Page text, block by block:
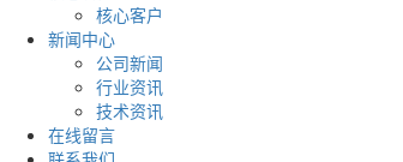
核心客户
新闻中心
公司新闻
行业资讯
技术资讯
在线留言